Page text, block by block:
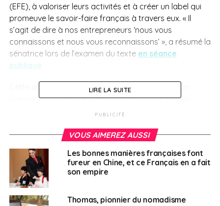
(EFE), à valoriser leurs activités et à créer un label qui
promeuve le savoir-faire français à travers eux. « Il
s’agit de dire à nos entrepreneurs ‘nous vous
connaissons et nous vous reconnaissons’ », a résumé la
sénatrice lors de l’examen du texte en séance
publique
Cette adoption en première lecture constitue « un
premier jalon de la reconnaissance du rôle clé des
entrepreneurs français à l’étranger. Les travaux
contours »,a estiméOlivier Becht, le ministre délégué
de l’étranger.
Plusieurs
LIRE LA SUITE
PUBLICITÉ
VOUS AIMEREZ AUSSI
Les bonnes manières françaises font
fureur en Chine, et ce Français en a fait
son empire
Thomas, pionnier du nomadisme